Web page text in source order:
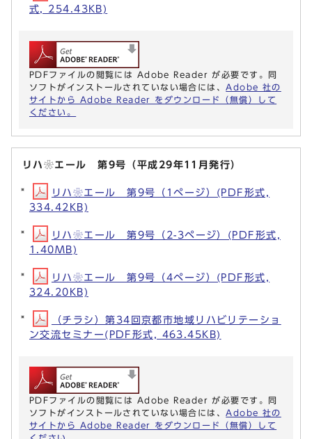
式, 254.43KB)
PDFファイルの閲覧には Adobe Reader が必要です。同
ソフトがインストールされていない場合には、 Adobe 社の
サイトから Adobe Reader をダウンロード（無償）して
ください。
リハ❀エール 第9号（平成29年11月発行）
リハ❀エール 第9号（1ページ）(PDF形式,
334.42KB)
リハ❀エール 第9号（2-3ページ）(PDF形式,
1.40MB)
リハ❀エール 第9号（4ページ）(PDF形式,
324.20KB)
（チラシ）第34回京都市地域リハビリテーショ
ン交流セミナー(PDF形式, 463.45KB)
PDFファイルの閲覧には Adobe Reader が必要です。同
ソフトがインストールされていない場合には、 Adobe 社の
サイトから Adobe Reader をダウンロード（無償）して